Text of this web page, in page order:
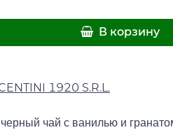
В корзину
1920 S.R.L.
чай с ванилью и